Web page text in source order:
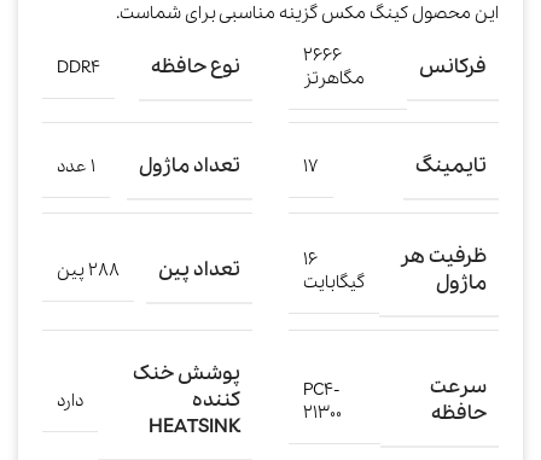
این محصول کینگ مکس گزینه مناسبی برای شماست.
فرکانس
2666
مگاهرتز
نوع حافظه DDR۴
تایمینگ 17 تعداد ماژول 1 عدد
ظرفیت هر
ماژول
16
گیگابایت
تعداد پین 288 پین
سرعت
حافظه
PC4-
21300
پوشش خنک
کننده
HEATSINK
دارد